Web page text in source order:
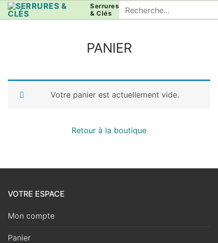
Aller
au
Serrures
& Clés
Rechercher
:
PANIER
Votre panier est actuellement vide.
Retour à la boutique
VOTRE ESPACE
Mon compte
Panier